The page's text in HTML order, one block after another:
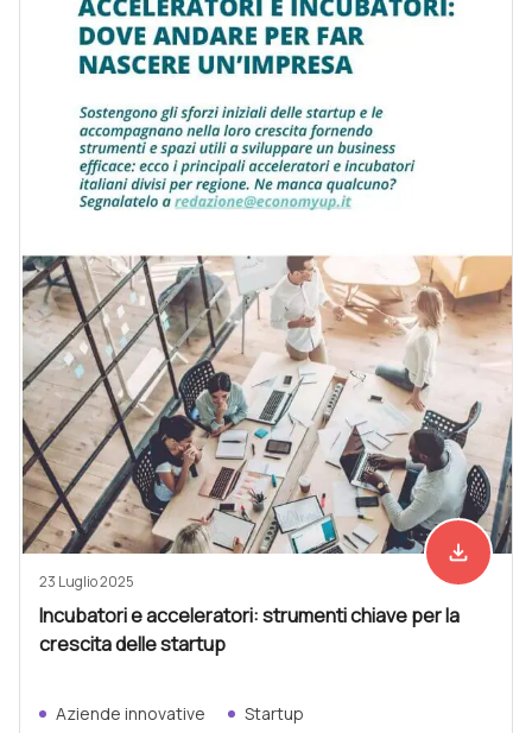
Scarica
file_download
23 Luglio 2025
Incubatori e acceleratori: strumenti chiave per la
crescita delle startup
Aziende innovative Startup